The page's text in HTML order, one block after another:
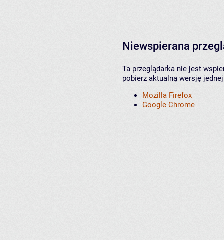
Niewspierana
Ta przeglądarka nie jest
pobierz aktualną wersję
Mozilla Firefox
Google Chrome